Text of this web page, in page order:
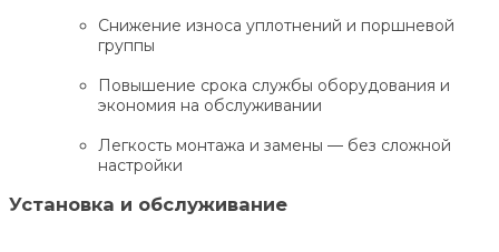
Снижение износа уплотнений и поршневой
группы
Повышение срока службы оборудования и
экономия на обслуживании
Легкость монтажа и замены — без сложной
настройки
Установка и обслуживание